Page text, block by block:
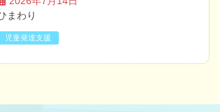
まわり
児童発達支援